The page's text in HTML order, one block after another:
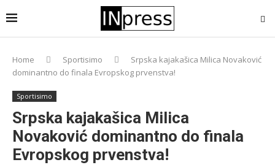
Home Sportisimo
Srpska kajakašica Milica Novaković
dominantno do finala Evropskog prvenstva!
Sportisimo
Srpska kajakašica Milica
Novaković dominantno do finala
Evropskog prvenstva!